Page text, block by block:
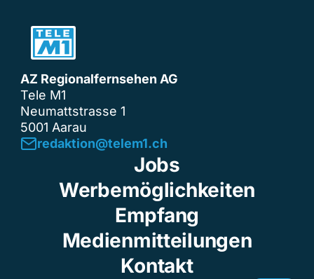
AZ Regionalfernsehen AG
Tele M1
Neumattstrasse 1
5001 Aarau
redaktion@telem1.ch
Jobs
Werbemöglichkeiten
Empfang
Medienmitteilungen
Kontakt